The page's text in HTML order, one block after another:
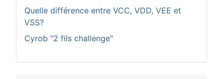
Quelle différence entre VCC, VDD, VEE et
VSS?
Cyrob "2 fils challenge"